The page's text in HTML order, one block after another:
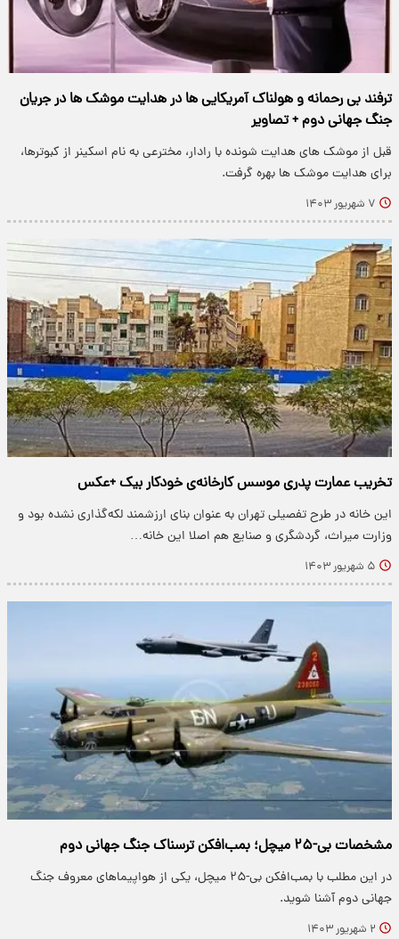
ترفند بی رحمانه و هولناک آمریکایی ها در هدایت موشک ها در جریان
جنگ جهانی دوم + تصاویر
قبل از موشک های هدایت شونده با رادار، مخترعی به نام اسکینر از کبوترها،
برای هدایت موشک ها بهره گرفت.
۷ شهریور ۱۴۰۳
تخریب عمارت پدری موسس کارخانه‌ی خودکار بیک +عکس
این خانه در طرح تفصیلی تهران به عنوان بنای ارزشمند لکه‌گذاری نشده بود و
وزارت میراث، گردشگری و صنایع هم اصلا این خانه…
۵ شهریور ۱۴۰۳
مشخصات بی-۲۵ میچل؛ بمب‌افکن ترسناک جنگ جهانی دوم
در این مطلب با بمب‌افکن بی-۲۵ میچل، یکی از هواپیماهای معروف جنگ
جهانی دوم آشنا شوید.
۲ شهریور ۱۴۰۳